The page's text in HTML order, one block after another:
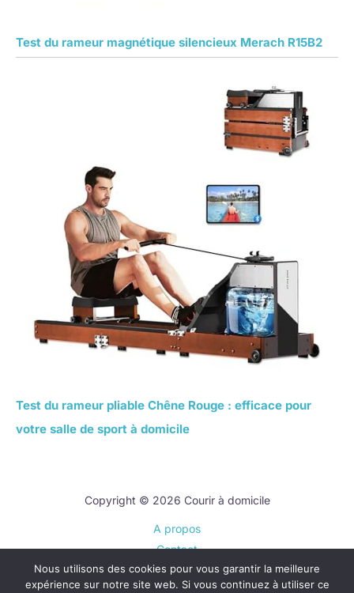
Test du rameur magnétique silencieux Merach R15B2
Test du rameur pliable Chêne Rouge : efficace pour
votre salle de sport à domicile
Copyright © 2026 Courir à domicile
A propos
Contact
Plan du site
Mentions légales
Nous utilisons des cookies pour vous garantir la meilleure
expérience sur notre site web. Si vous continuez à utiliser ce